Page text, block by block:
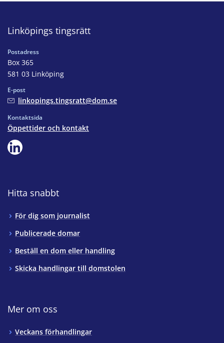
Linköpings tingsrätt
Postadress
Box 365
581 03 Linköping
E-post
linkopings.tingsratt@dom.se
Kontaktsida
Öppettider och kontakt
Hitta snabbt
För dig som journalist
Publicerade domar
Beställ en dom eller handling
Skicka handlingar till domstolen
Mer om oss
Veckans förhandlingar